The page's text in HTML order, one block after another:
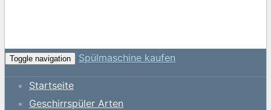
Toggle navigation Spülmaschine kaufen
Startseite
Geschirrspüler Arten